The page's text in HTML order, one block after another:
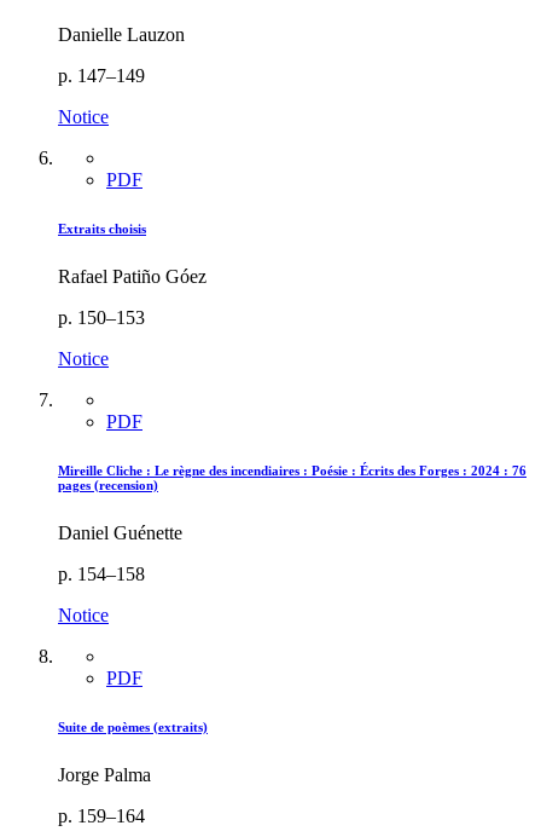
Danielle Lauzon
p. 147–149
Notice
PDF
Extraits choisis
Rafael Patiño Góez
p. 150–153
Notice
PDF
Mireille Cliche : Le règne des incendiaires : Poésie : Écrits des Forges : 2024 : 76
pages (recension)
Daniel Guénette
p. 154–158
Notice
PDF
Suite de poèmes (extraits)
Jorge Palma
p. 159–164